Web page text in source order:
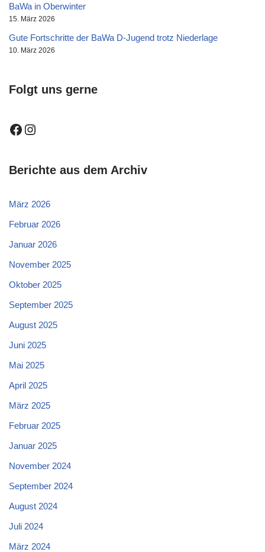
BaWa in Oberwinter
15. März 2026
Gute Fortschritte der BaWa D-Jugend trotz Niederlage
10. März 2026
Folgt uns gerne
Berichte aus dem Archiv
März 2026
Februar 2026
Januar 2026
November 2025
Oktober 2025
September 2025
August 2025
Juni 2025
Mai 2025
April 2025
März 2025
Februar 2025
Januar 2025
November 2024
September 2024
August 2024
Juli 2024
März 2024